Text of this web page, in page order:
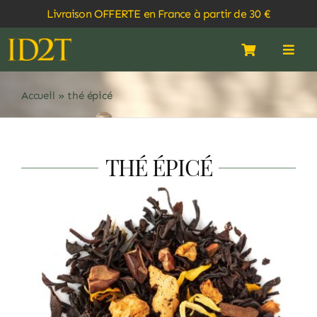
au
contenu
Livraison OFFERTE en France à partir de 30 €
à
MON COMPTE
à
ACCUEIL
SALON DE THÉ
ABONNEMENTS
Accueil » thé épicé
THÉ ÉPICÉ